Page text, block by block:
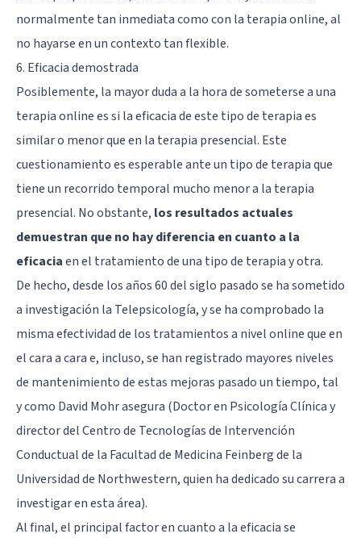
normalmente tan inmediata como con la terapia online, al
no hayarse en un contexto tan flexible.
6. Eficacia demostrada
Posiblemente, la mayor duda a la hora de someterse a una
terapia online es si la eficacia de este tipo de terapia es
similar o menor que en la terapia presencial. Este
cuestionamiento es esperable ante un tipo de terapia que
tiene un recorrido temporal mucho menor a la terapia
presencial. No obstante, los resultados actuales
demuestran que no hay diferencia en cuanto a la
eficaciaen el tratamiento de una tipo de terapia y otra.
De hecho, desde los años 60 del siglo pasado se ha sometido
a investigación la Telepsicología, y se ha comprobado la
misma efectividad de los tratamientos a nivel online que en
el cara a cara e, incluso, se han registrado mayores niveles
de mantenimiento de estas mejoras pasado un tiempo, tal
y como David Mohr asegura (Doctor en Psicología Clínica y
director del Centro de Tecnologías de Intervención
Conductual de la Facultad de Medicina Feinberg de la
Universidad de Northwestern, quien ha dedicado su carrera a
investigar en esta área).
Al final, el principal factor en cuanto a la eficacia se